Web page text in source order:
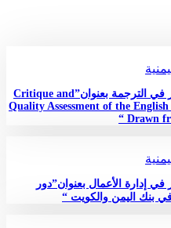
الأكاديمية اليمنية تناقش رسالة ماجستير في الترجمة بعنوان”Critique and
Quality Assessment of the
Drawn
في إدارة الأعمال بعنوان”دور
بنك اليمن والكويت “